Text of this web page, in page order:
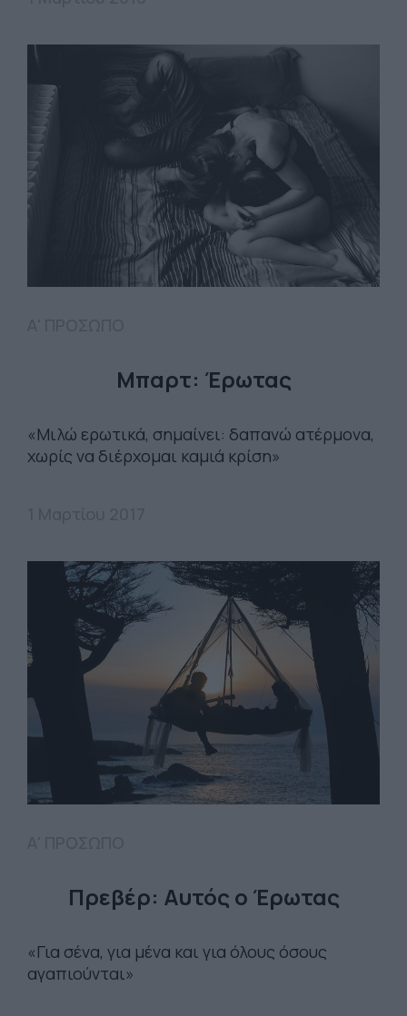
Μπαρτ: Έρωτας
«Μιλώ ερωτικά, σημαίνει: δαπανώ ατέρμονα,
χωρίς να διέρχομαι καμιά κρίση»
Πρεβέρ: Αυτός ο Έρωτας
«Για σένα, για μένα και για όλους όσους
αγαπιούνται»